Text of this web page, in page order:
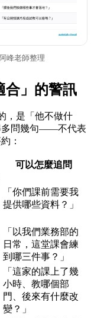
峰老師整理
合」的警訊
，是「他不做什
多問幾句——不代表
：
可以怎麼追問
「你們課前需要我
提供哪些資料？」
「以我們業務部的
日常，這堂課會練
到哪三件事？」
「這家的課上了幾
小時、教哪個部
門、後來有什麼改
變？」